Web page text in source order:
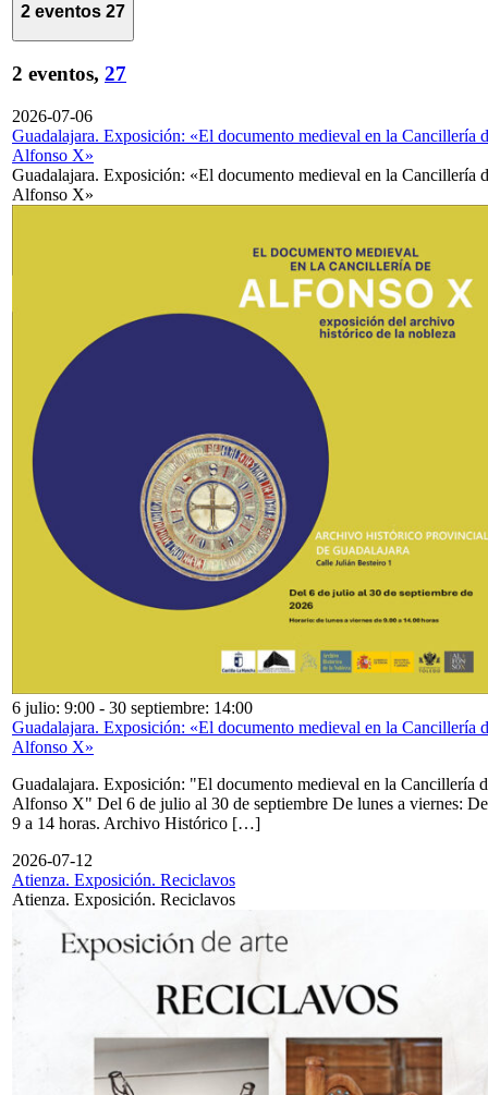
2 eventos 27
2 eventos, 27
2026-07-06
Guadalajara. Exposición: «El documento medieval en la Cancillería
Alfonso X»
Guadalajara. Exposición: «El documento medieval en la Cancillería
Alfonso X»
6 julio: 9:00 - 30 septiembre: 14:00
Guadalajara. Exposición: «El documento medieval en la Cancillería
Alfonso X»
Guadalajara. Exposición: "El documento medieval en la Cancillería
Alfonso X" Del 6 de julio al 30 de septiembre De lunes a viernes: De
9 a 14 horas. Archivo Histórico […]
2026-07-12
Atienza. Exposición. Reciclavos
Atienza. Exposición. Reciclavos